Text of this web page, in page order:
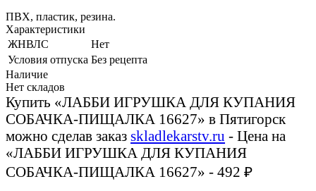
ПВХ, пластик, резина.
Характеристики
ЖНВЛС
Нет
Условия отпуска Без рецепта
Наличие
Нет складов
Купить «ЛАББИ ИГРУШКА ДЛЯ КУПАНИЯ
СОБАЧКА-ПИЩАЛКА 16627» в Пятигорск
можно сделав заказ skladlekarstv.ru - Цена на
«ЛАББИ ИГРУШКА ДЛЯ КУПАНИЯ
СОБАЧКА-ПИЩАЛКА 16627» - 492 ₽